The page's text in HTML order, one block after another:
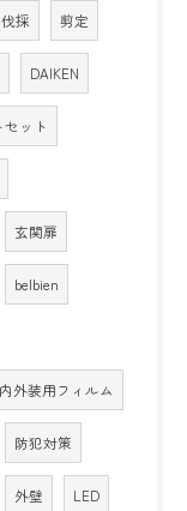
伐採 剪定
DAIKEN
セット
玄関扉
belbien
内外装用フィルム
防犯対策
外壁 LED